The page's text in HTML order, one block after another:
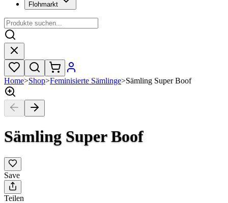
Flohmarkt
Home>Shop>Feminisierte Sämlinge>Sämling Super Boof
Sämling Super Boof
Save
Teilen